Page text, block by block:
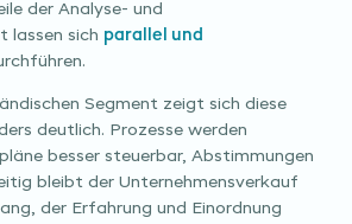
der Analyse- und
lassen sich parallel und
Segment zeigt sich diese
deutlich. Prozesse werden
besser steuerbar, Abstimmungen
bleibt der Unternehmensverkauf
der Erfahrung und Einordnung